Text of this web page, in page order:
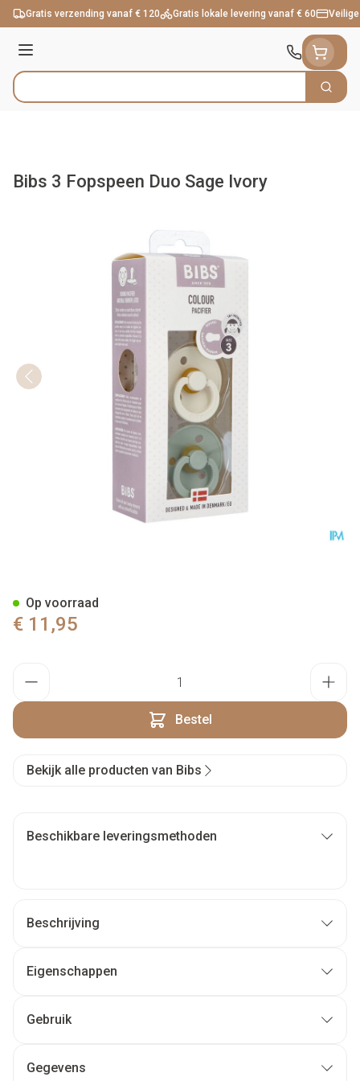
Ga naar de inhoud
Gratis verzending vanaf € 120 Gratis lokale levering vanaf € 60
Menu
Product, merk, categorie... Zoek
Bibs 3 Fopspeen Duo Sage Ivory
€ 11,95
Bestel
Op voorraad
Bekijk alle producten van Bibs
Beschikbare leveringsmethoden
Beschrijving
Eigenschappen
Gebruik
Gegevens